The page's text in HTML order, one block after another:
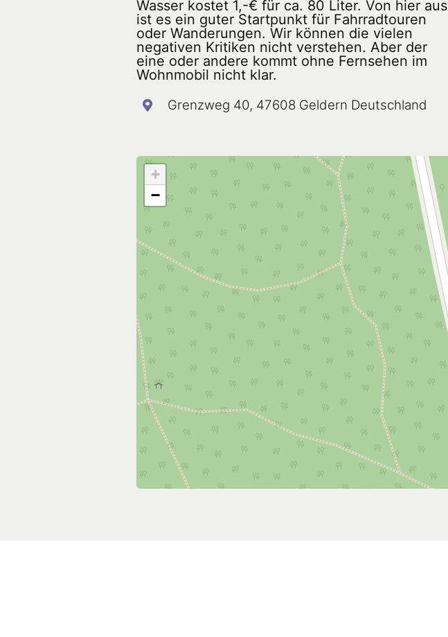
Wasser kostet 1,-€ für ca. 80 Liter. Von hier aus
ist es ein guter Startpunkt für Fahrradtouren
oder Wanderungen. Wir können die vielen
negativen Kritiken nicht verstehen. Aber der
eine oder andere kommt ohne Fernsehen im
Wohnmobil nicht klar.
Grenzweg 40, 47608 Geldern Deutschland
+
−